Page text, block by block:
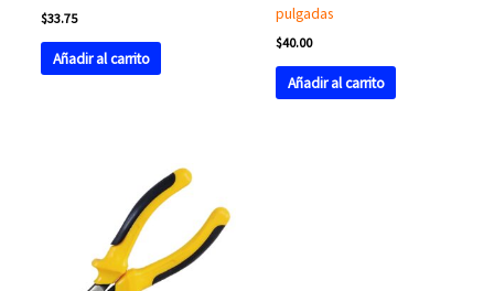
$33.75
Añadir al carrito
pulgadas
$40.00
Añadir al carrito